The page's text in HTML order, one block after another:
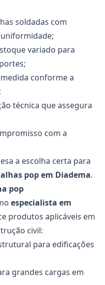
soldadas com
variado para
conforme a
técnica que assegura
com a
a escolha certa para
pop em Diadema.
pop
especialista em
produtos aplicáveis em
civil:
para edificações
grandes cargas em